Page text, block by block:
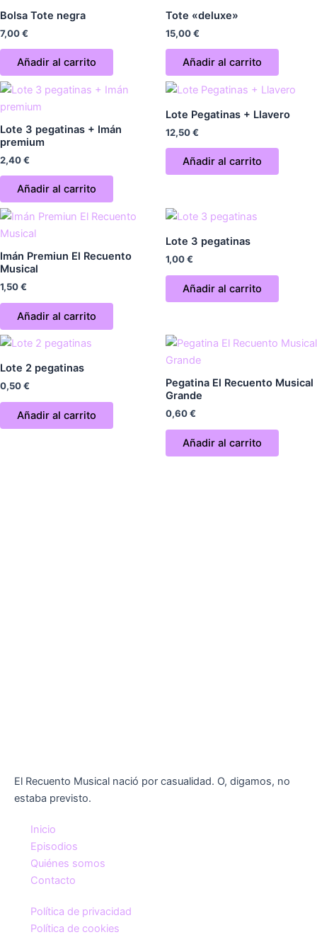
Bolsa Tote negra
7,00€
Añadir al carrito
Tote «deluxe»
15,00€
Añadir al carrito
Lote 3 pegatinas + Imán
premium
2,40€
Añadir al carrito
Lote Pegatinas + Llavero
12,50€
Añadir al carrito
Imán Premiun El Recuento
Musical
1,50€
Añadir al carrito
Lote 3 pegatinas
1,00€
Añadir al carrito
Lote 2 pegatinas
0,50€
Añadir al carrito
Pegatina El Recuento Musical
Grande
0,60€
Añadir al carrito
El Recuento Musical nació por casualidad. O, digamos, no
estaba previsto.
Inicio
Episodios
Quiénes somos
Contacto
Política de privacidad
Política de cookies